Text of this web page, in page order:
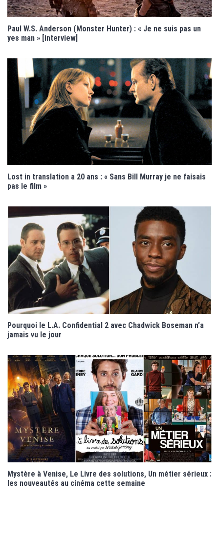
Paul W.S. Anderson (Monster Hunter) : « Je ne suis pas un
yes man » [interview]
Lost in translation a 20 ans : « Sans Bill Murray je ne faisais
pas le film »
Pourquoi le L.A. Confidential 2 avec Chadwick Boseman n’a
jamais vu le jour
Mystère à Venise, Le Livre des solutions, Un métier sérieux :
les nouveautés au cinéma cette semaine